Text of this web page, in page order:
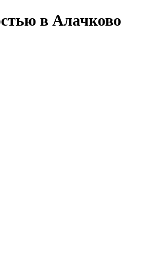
в Алачково